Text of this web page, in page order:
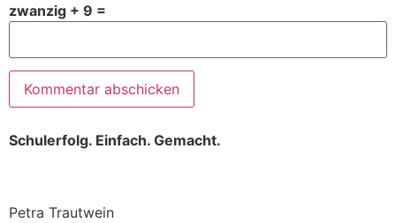
zwanzig + 9 =
Schulerfolg. Einfach. Gemacht.
Petra Trautwein